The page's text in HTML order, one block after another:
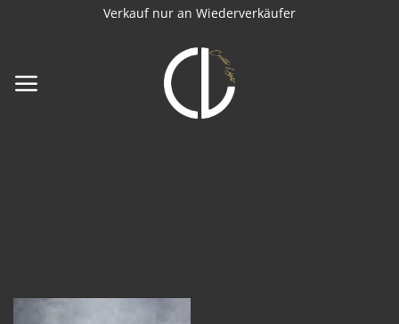
Verkauf nur an Wiederverkäufer